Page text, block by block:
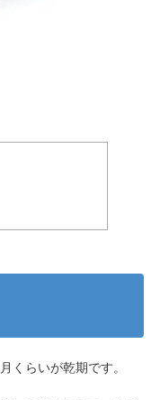
くらいが乾期です。